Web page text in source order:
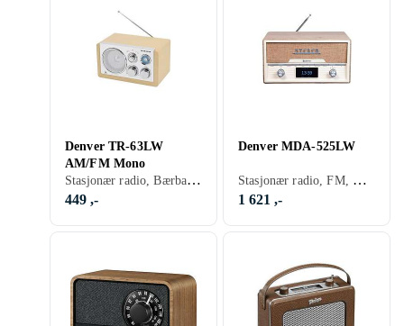
Denver TR-63LW
AM/FM Mono
Stasjonær radio, Bærbar radio, FM, AM, Retro Radio, Analog 3,5mm-inngang
449 ,-
Denver MDA-525LW
Stasjonær radio, FM, DAB, DAB+, Retro Radio, USB
1 621 ,-